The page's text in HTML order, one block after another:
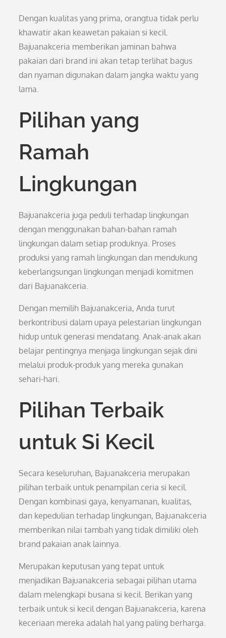
Dengan kualitas yang prima, orangtua tidak perlu
khawatir akan keawetan pakaian si kecil.
Bajuanakceria memberikan jaminan bahwa
pakaian dari brand ini akan tetap terlihat bagus
dan nyaman digunakan dalam jangka waktu yang
lama.
Pilihan yang
Ramah
Lingkungan
Bajuanakceria juga peduli terhadap lingkungan
dengan menggunakan bahan-bahan ramah
lingkungan dalam setiap produknya. Proses
produksi yang ramah lingkungan dan mendukung
keberlangsungan lingkungan menjadi komitmen
dari Bajuanakceria.
Dengan memilih Bajuanakceria, Anda turut
berkontribusi dalam upaya pelestarian lingkungan
hidup untuk generasi mendatang. Anak-anak akan
belajar pentingnya menjaga lingkungan sejak dini
melalui produk-produk yang mereka gunakan
sehari-hari.
Pilihan Terbaik
untuk Si Kecil
Secara keseluruhan, Bajuanakceria merupakan
pilihan terbaik untuk penampilan ceria si kecil.
Dengan kombinasi gaya, kenyamanan, kualitas,
dan kepedulian terhadap lingkungan, Bajuanakceria
memberikan nilai tambah yang tidak dimiliki oleh
brand pakaian anak lainnya.
Merupakan keputusan yang tepat untuk
menjadikan Bajuanakceria sebagai pilihan utama
dalam melengkapi busana si kecil. Berikan yang
terbaik untuk si kecil dengan Bajuanakceria, karena
keceriaan mereka adalah hal yang paling berharga.